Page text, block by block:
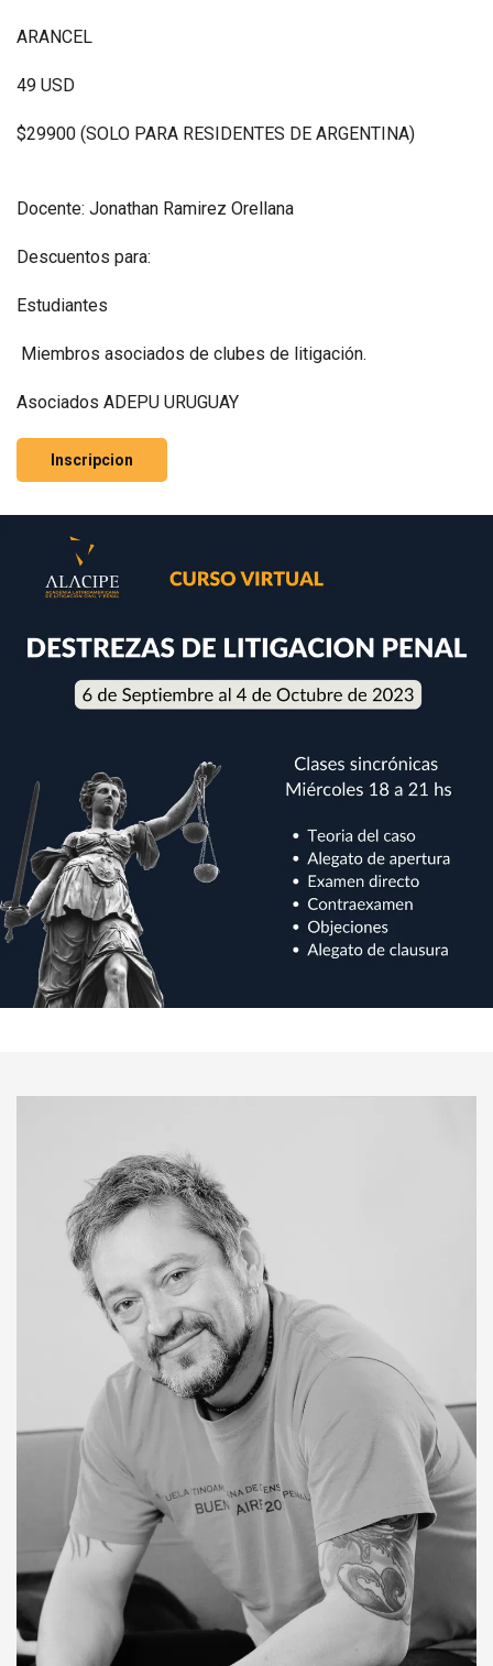
ARANCEL
49 USD
$29900 (SOLO PARA RESIDENTES DE ARGENTINA)
Docente: Jonathan Ramirez Orellana
Descuentos para:
Estudiantes
Miembros asociados de clubes de litigación.
Asociados ADEPU URUGUAY
Inscripcion